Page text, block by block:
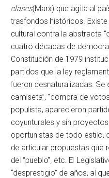
clases(Marx) que agita al
trasfondos históricos.
cultural contra la abstracta
cuatro décadas de
Constitución de 1979
partidos que la ley
fueron desnaturalizadas.
camiseta”, “compra de
populista, aparecieron
coyunturales y sin
oportunistas de todo estilo,
de articular propuestas que
del “pueblo”, etc. El
“desprestigio” de años, al